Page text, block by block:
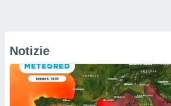
Notizie